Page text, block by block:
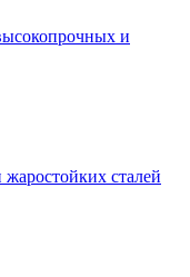
и
сталей